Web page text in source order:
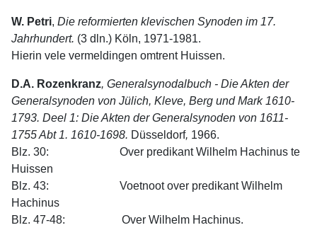
W. Petri, Die reformierten klevischen Synoden im 17.
Jahrhundert. (3 dln.) Köln, 1971-1981.
Hierin vele vermeldingen omtrent Huissen.
D.A. Rozenkranz, Generalsynodalbuch - Die Akten der
Generalsynoden von Jülich, Kleve, Berg und Mark 1610-
1793. Deel 1: Die Akten der Gene­ralsynoden von 1611-
1755 Abt 1. 1610-1698. Düsseldorf, 1966.
Blz. 30: Over predikant Wilhelm Hachinus te
Huissen
Blz. 43: Voetnoot over predikant Wilhelm
Hachinus
Blz. 47-48: Over Wilhelm Hachinus.